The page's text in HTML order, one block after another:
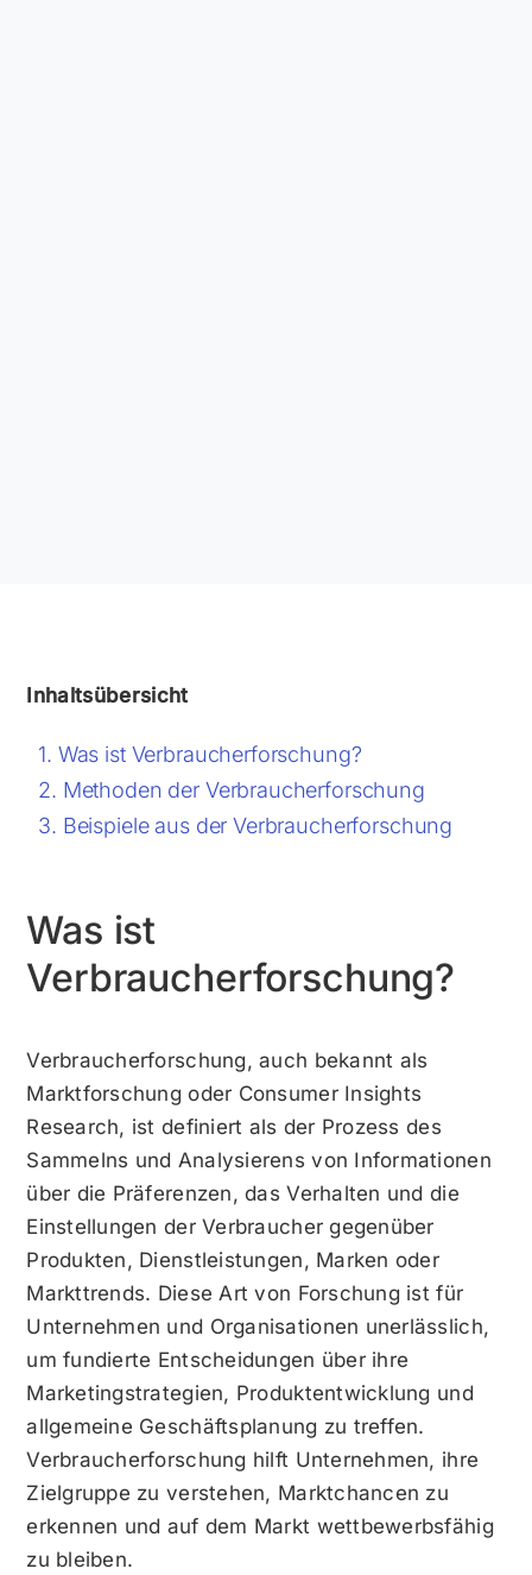
Inhaltsübersicht
Was ist Verbraucherforschung?
Methoden der Verbraucherforschung
Beispiele aus der Verbraucherforschung
Was ist
Verbraucherforschung?
Verbraucherforschung, auch bekannt als
Marktforschung oder Consumer Insights
Research, ist definiert als der Prozess des
Sammelns und Analysierens von Informationen
über die Präferenzen, das Verhalten und die
Einstellungen der Verbraucher gegenüber
Produkten, Dienstleistungen, Marken oder
Markttrends. Diese Art von Forschung ist für
Unternehmen und Organisationen unerlässlich,
um fundierte Entscheidungen über ihre
Marketingstrategien, Produktentwicklung und
allgemeine Geschäftsplanung zu treffen.
Verbraucherforschung hilft Unternehmen, ihre
Zielgruppe zu verstehen, Marktchancen zu
erkennen und auf dem Markt wettbewerbsfähig
zu bleiben.